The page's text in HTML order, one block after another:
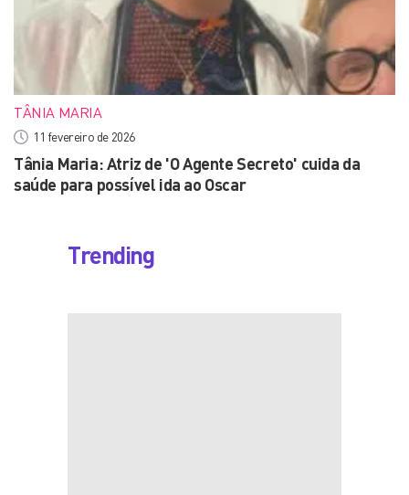
TÂNIA MARIA
11 fevereiro de 2026
Tânia Maria: Atriz de 'O Agente Secreto' cuida da
saúde para possível ida ao Oscar
Trending